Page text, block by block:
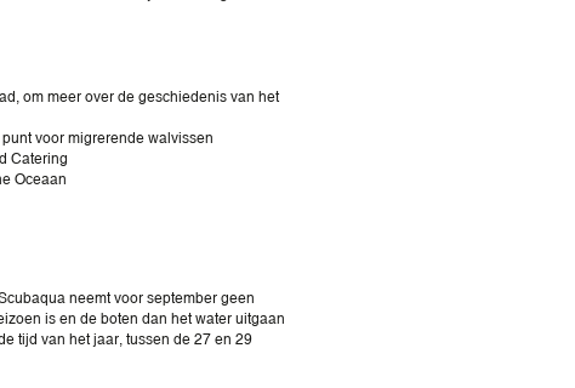
om meer over de geschiedenis van het
voor migrerende walvissen
Catering
Oceaan
neemt voor september geen
is en de boten dan het water uitgaan
tijd van het jaar, tussen de 27 en 29